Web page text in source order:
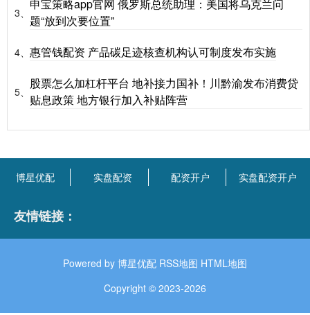
3、
申宝策略app官网 俄罗斯总统助理：美国将乌克兰问
题“放到次要位置”
4、 惠管钱配资 产品碳足迹核查机构认可制度发布实施
5、
股票怎么加杠杆平台 地补接力国补！川黔渝发布消费贷
贴息政策 地方银行加入补贴阵营
博星优配 实盘配资 配资开户 实盘配资开户
友情链接：
Powered by 博星优配 RSS地图 HTML地图
Copyright © 2023-2026